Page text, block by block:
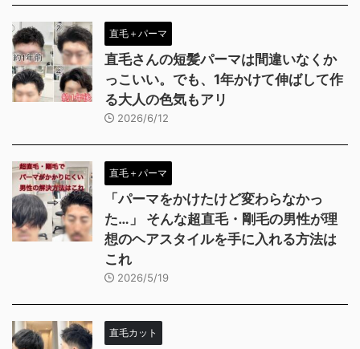
直毛＋パーマ
直毛さんの短髪パーマは間違いなくか
っこいい。でも、1年かけて伸ばして作
る大人の色気もアリ
2026/6/12
直毛＋パーマ
「パーマをかけたけど変わらなかっ
た…」 そんな超直毛・剛毛の男性が理
想のヘアスタイルを手に入れる方法は
これ
2026/5/19
直毛カット